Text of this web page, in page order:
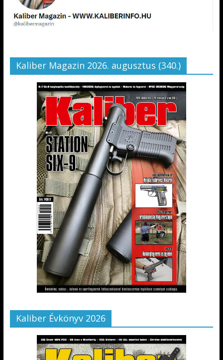
Kaliber Magazin 2026. augusztus (340.)
Kaliber Évkönyv 2026